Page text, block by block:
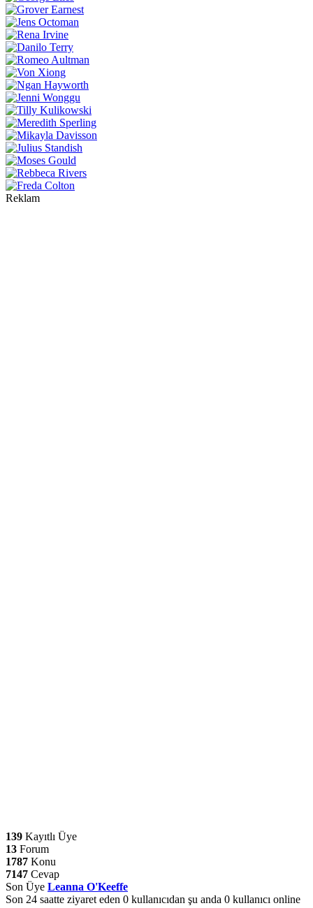
Reklam
139 Kayıtlı Üye
13 Forum
1787 Konu
7147 Cevap
Son Üye Leanna O'Keeffe
Son 24 saatte ziyaret eden 0 kullanıcıdan şu anda 0 kullanıcı online